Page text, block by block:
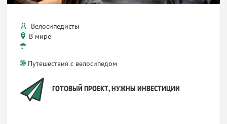
Велосипедисты
В мире
Путешествия с велосипедом
ГОТОВЫЙ ПРОЕКТ, НУЖНЫ ИНВЕСТИЦИИ